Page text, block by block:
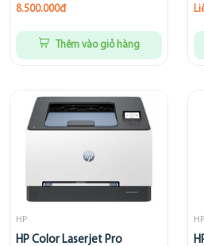
8.500.000đ
Thêm vào giỏ hàng
HP
HP Color Laserjet Pro
HP